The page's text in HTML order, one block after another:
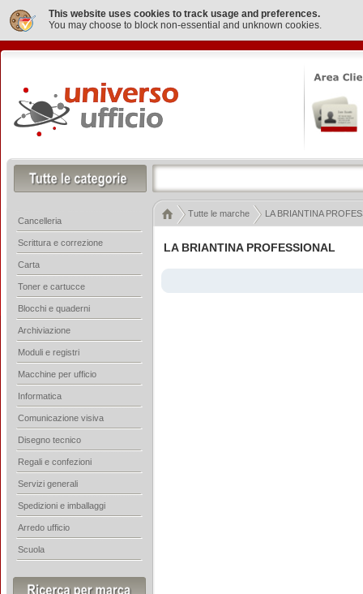
This website uses cookies to track usage and preferences.
You may choose to block non-essential and unknown cookies.
LA BRIANTINA PROFESSIONAL
Cancelleria
Scrittura e correzione
Carta
Toner e cartucce
Blocchi e quaderni
Archiviazione
Moduli e registri
Macchine per ufficio
Informatica
Comunicazione visiva
Disegno tecnico
Regali e confezioni
Servizi generali
Spedizioni e imballaggi
Arredo ufficio
Scuola
Tutte le marche LA BRIANTINA